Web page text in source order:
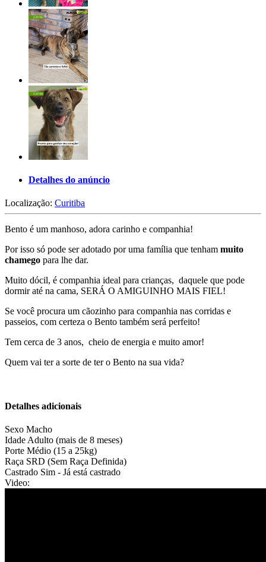
Detalhes do anúncio
Localização: Curitiba
Bento é um manhoso, adora carinho e companhia!
Por isso só pode ser adotado por uma família que tenham muito
chamego para lhe dar.
Muito dócil, é companhia ideal para crianças, daquele que pode
dormir até na cama, SERÁ O AMIGUINHO MAIS FIEL!
Se você procura um cãozinho para companhia nas corridas e
passeios, com certeza o Bento também será perfeito!
Tem cerca de 3 anos, cheio de energia e muito amor!
Quem vai ter a sorte de ter o Bento na sua vida?
Detalhes adicionais
Sexo Macho
Idade Adulto (mais de 8 meses)
Porte Médio (15 a 25kg)
Raça SRD (Sem Raça Definida)
Castrado Sim - Já está castrado
Video: